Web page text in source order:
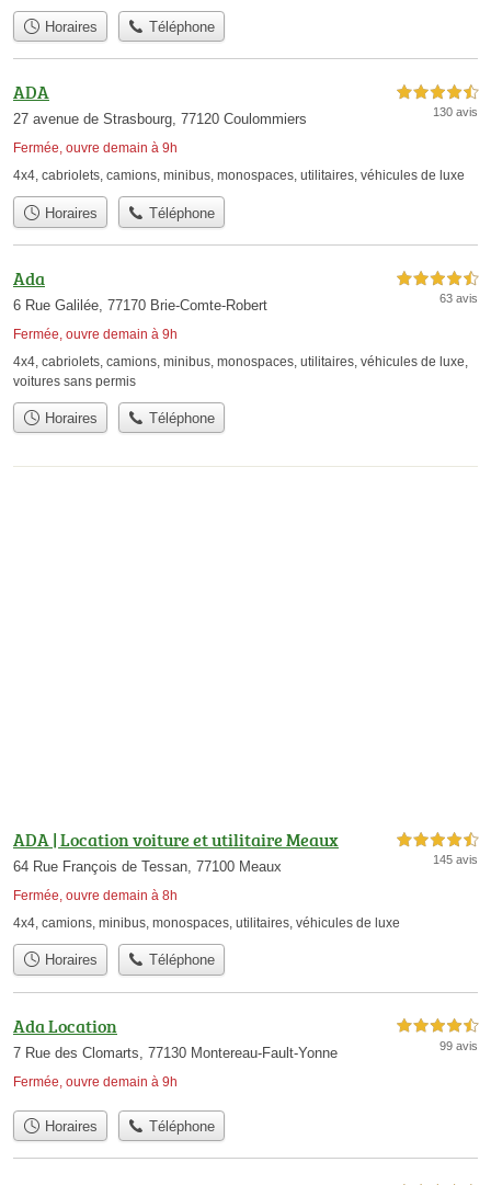
Horaires Téléphone
ADA
27 avenue de Strasbourg, 77120 Coulommiers
Fermée, ouvre demain à 9h
4,5 étoiles sur 5
130 avis
4x4, cabriolets, camions, minibus, monospaces, utilitaires, véhicules de luxe
Horaires Téléphone
Ada
6 Rue Galilée, 77170 Brie-Comte-Robert
Fermée, ouvre demain à 9h
4,5 étoiles sur 5
63 avis
4x4 cabriolets camions minibus monospaces utilitaires véhicules de luxe
voitures sans permis
Horaires Téléphone
ADA | Location voiture et utilitaire Meaux
64 Rue François de Tessan, 77100 Meaux
Fermée, ouvre demain à 8h
4,5 étoiles sur 5
145 avis
4x4, camions, minibus, monospaces, utilitaires, véhicules de luxe
Horaires Téléphone
Ada Location
7 Rue des Clomarts, 77130 Montereau-Fault-Yonne
Fermée, ouvre demain à 9h
4,5 étoiles sur 5
99 avis
Horaires Téléphone